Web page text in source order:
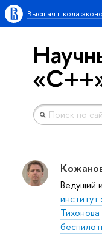
Высшая школа
Ведущий
Тихонова